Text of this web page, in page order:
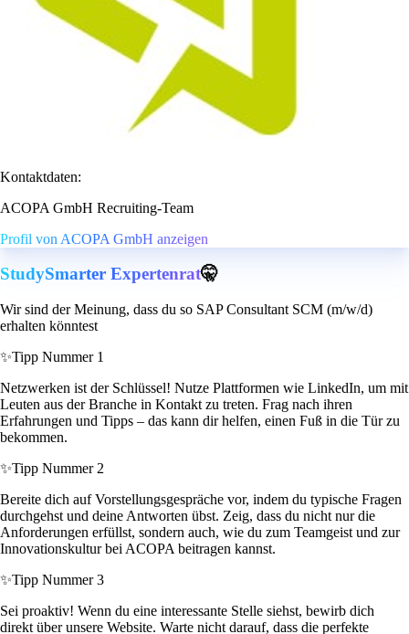
Kontaktdaten:
ACOPA GmbH Recruiting-Team
Profil von ACOPA GmbH anzeigen
StudySmarter Expertenrat🤫
Wir sind der Meinung, dass du so SAP Consultant SCM (m/w/d)
erhalten könntest
✨Tipp Nummer 1
Netzwerken ist der Schlüssel! Nutze Plattformen wie LinkedIn, um mit
Leuten aus der Branche in Kontakt zu treten. Frag nach ihren
Erfahrungen und Tipps – das kann dir helfen, einen Fuß in die Tür zu
bekommen.
✨Tipp Nummer 2
Bereite dich auf Vorstellungsgespräche vor, indem du typische Fragen
durchgehst und deine Antworten übst. Zeig, dass du nicht nur die
Anforderungen erfüllst, sondern auch, wie du zum Teamgeist und zur
Innovationskultur bei ACOPA beitragen kannst.
✨Tipp Nummer 3
Sei proaktiv! Wenn du eine interessante Stelle siehst, bewirb dich
direkt über unsere Website. Warte nicht darauf, dass die perfekte